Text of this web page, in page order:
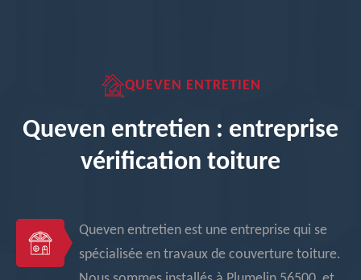
QUEVEN ENTRETIEN
Queven entretien : entreprise
vérification toiture
Queven entretien est une entreprise qui se
spécialisée en travaux de couverture toiture.